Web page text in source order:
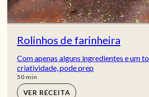
Rolinhos de farinheira
Com apenas alguns ingredientes e um
criatividade, pode prep
50min
min
VER RECEITA